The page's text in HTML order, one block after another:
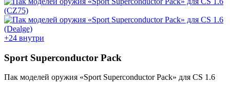
+24 внутри
Sport Superconductor Pack
Пак моделей оружия «Sport Superconductor Pack» для CS 1.6